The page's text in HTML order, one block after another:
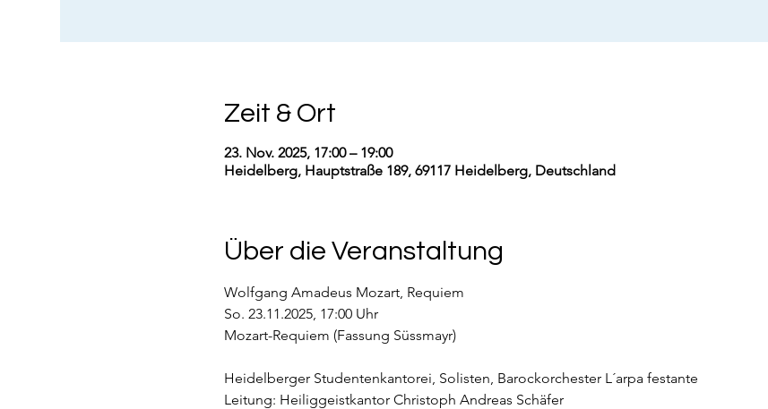
Zeit & Ort
23. Nov. 2025, 17:00 – 19:00
Heidelberg, Hauptstraße 189, 69117 Heidelberg, Deutschland
Über die Veranstaltung
Wolfgang Amadeus Mozart, Requiem
So. 23.11.2025, 17:00 Uhr
Mozart-Requiem (Fassung Süssmayr)
Heidelberger Studentenkantorei, Solisten, Barockorchester L´arpa festante
Leitung: Heiliggeistkantor Christoph Andreas Schäfer